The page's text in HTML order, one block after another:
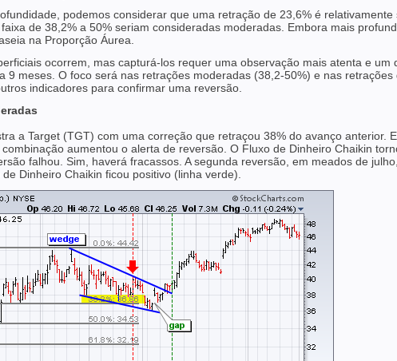
podemos considerar que uma retração de 23,6% é
de 38,2% a 50% seriam consideradas moderadas. Embora mais
na Proporção Áurea.
ocorrem, mas capturá-los requer uma observação mais atenta e
9 meses. O foco será nas retrações moderadas (38,2-50%) e nas
indicadores para confirmar uma reversão.
a Target (TGT) com uma correção que retraçou 38% do avanço
aumentou o alerta de reversão. O Fluxo de Dinheiro Chaikin
falhou. Sim, haverá fracassos. A segunda reversão, em meados de
Dinheiro Chaikin ficou positivo (linha verde).